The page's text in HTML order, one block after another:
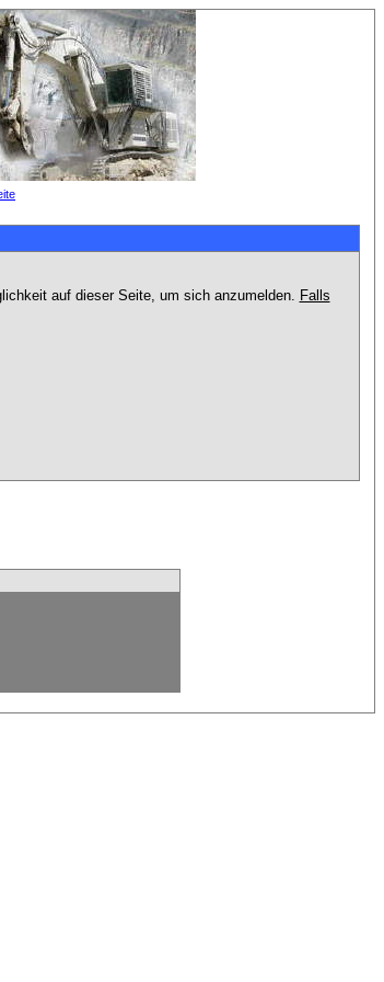
auf dieser Seite, um sich anzumelden. Falls